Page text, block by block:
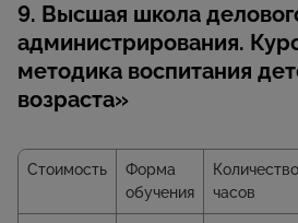
9. Высшая школа
администрирования.
методика воспитания
возраста»
Стоимость
Форма
обучения
Количество
часов